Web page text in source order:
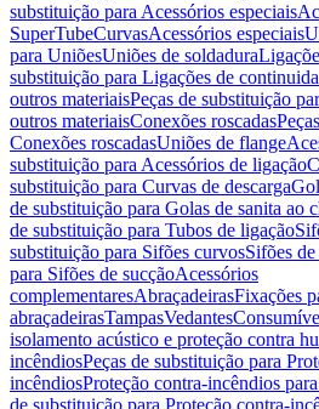
substituição para Acessórios especiais
SuperTubeCurvasAcessórios especiais
para UniõesUniões de soldadura
substituição para Ligações de
outros materiaisPeças de substituição
outros materiaisConexões roscadas
Conexões roscadasUniões de flange
substituição para Acessórios de ligação
substituição para Curvas de descarga
de substituição para Golas de sanita ao
de substituição para Tubos de ligação
substituição para Sifões curvosSifões
para Sifões de sucçãoAcessórios
complementaresAbraçadeirasFixações
abraçadeirasTampasVedantes
isolamento acústico e proteção contra
incêndiosPeças de substituição para
incêndiosProteção contra-incêndios
de substituição para Proteção contra-